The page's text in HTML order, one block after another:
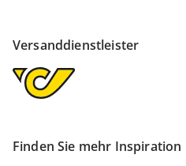
Versanddienstleister
Finden Sie mehr Inspiration